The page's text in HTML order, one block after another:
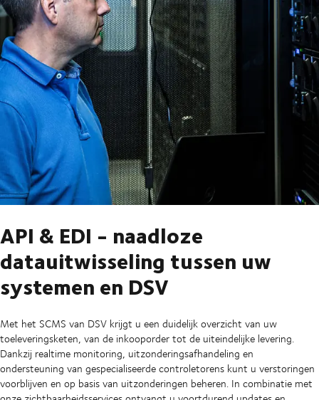
API & EDI - naadloze
datauitwisseling tussen uw
systemen en DSV
Met het SCMS van DSV krijgt u een duidelijk overzicht van uw
toeleveringsketen, van de inkooporder tot de uiteindelijke levering.
Dankzij realtime monitoring, uitzonderingsafhandeling en
ondersteuning van gespecialiseerde controletorens kunt u verstoringen
voorblijven en op basis van uitzonderingen beheren. In combinatie met